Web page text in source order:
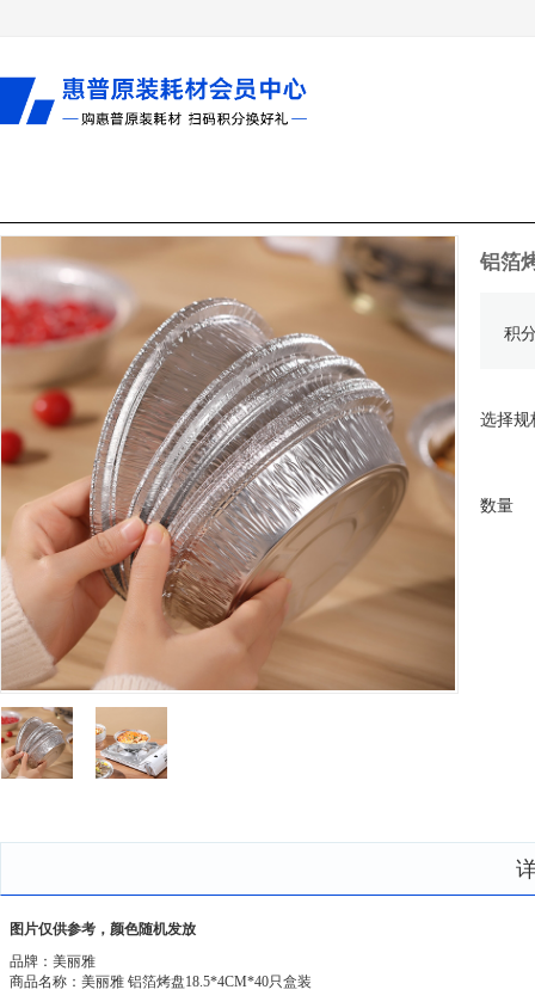
铝箔
积
选择规
数量
图片仅供参考，颜色随机发放
品牌：美丽雅
商品名称：美丽雅 铝箔烤盘18.5*4CM*40只盒装